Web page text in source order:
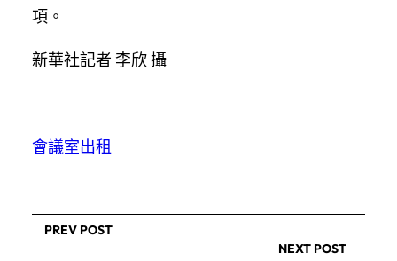
項。
新華社記者 李欣 攝
會議室出租
PREV POST
NEXT POST